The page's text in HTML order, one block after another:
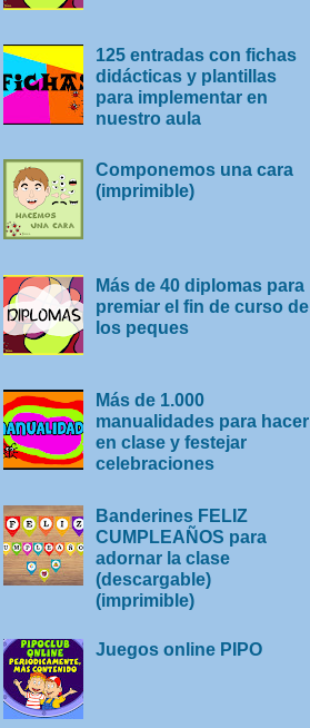
125 entradas con fichas
didácticas y plantillas
para implementar en
nuestro aula
Componemos una cara
(imprimible)
Más de 40 diplomas para
premiar el fin de curso de
los peques
Más de 1.000
manualidades para hacer
en clase y festejar
celebraciones
Banderines FELIZ
CUMPLEAÑOS para
adornar la clase
(descargable)
(imprimible)
Juegos online PIPO